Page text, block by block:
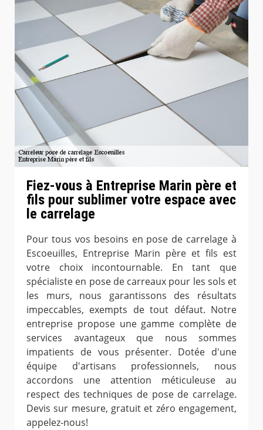
Fiez-vous à Entreprise Marin père et
fils pour sublimer votre espace avec
le carrelage
Pour tous vos besoins en pose de carrelage à
Escoeuilles, Entreprise Marin père et fils est
votre choix incontournable. En tant que
spécialiste en pose de carreaux pour les sols et
les murs, nous garantissons des résultats
impeccables, exempts de tout défaut. Notre
entreprise propose une gamme complète de
services avantageux que nous sommes
impatients de vous présenter. Dotée d'une
équipe d'artisans professionnels, nous
accordons une attention méticuleuse au
respect des techniques de pose de carrelage.
Devis sur mesure, gratuit et zéro engagement,
appelez-nous!